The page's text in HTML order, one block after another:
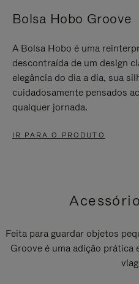
Bolsa Hobo Groove
A Bolsa Hobo é uma
descontraída de um design
elegância do dia a dia, sua
cuidadosamente pensados
qualquer jornada.
IR PARA O PRODUTO
Feita para guardar objetos
Groove é uma adição prática